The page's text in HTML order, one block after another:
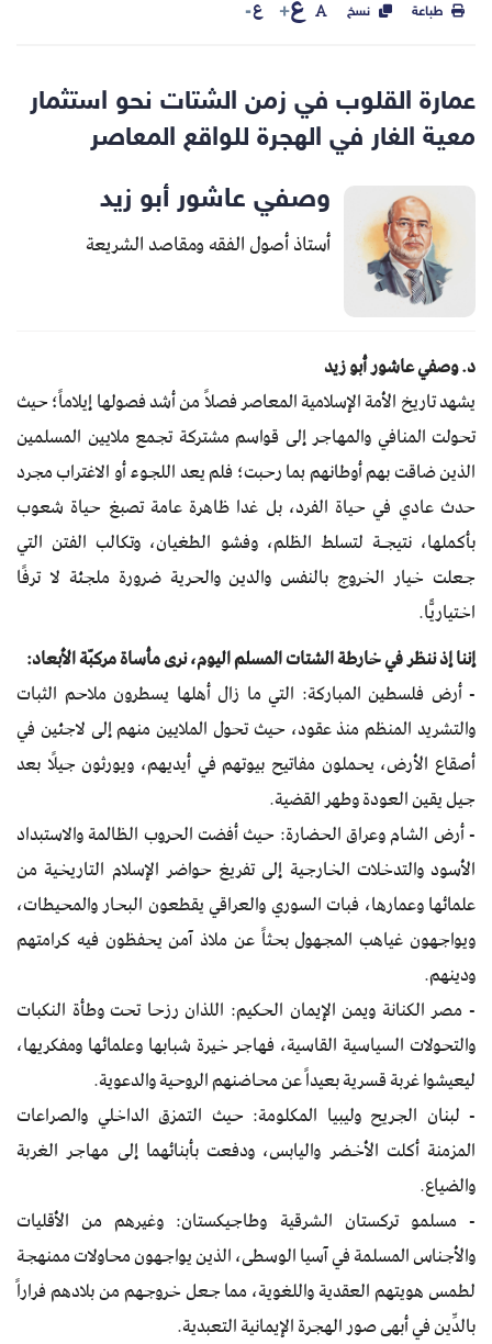
طباعة
نسخ ع
عمارة القلوب في زمن الشتات نحو استثمار
معية الغار في الهجرة للواقع المعاصر
وصفي عاشور أبو زيد
أستاذ أصول الفقه ومقاصد الشريعة
د. وصفي عاشور أبو زيد
يشهد تاريخ الأمة الإسلامية المعاصر فصلاً من أشد فصولها إيلاماً؛ حيث
تحولت المنافي والمهاجر إلى قواسم مشتركة تجمع ملايين المسلمين
الذين ضاقت بهم أوطانهم بما رحبت؛ فلم يعد اللجوء أو الاغتراب مجرد
حدث عادي في حياة الفرد، بل غدا ظاهرة عامة تصبغ حياة شعوب
بأكملها، نتيجـة لتسلط الظلم، وفشو الطغيان، وتكالب الفتن التي
جعلت خيار الخروج بالنفس والدين والحرية ضرورة ملجئة لا ترفًا
اختياريًّا.
إننا إذ ننظر في خارطة الشتات المسلم اليوم، نرى مأساة مركبّة الأبعاد:
- أرض فلسطين المباركة: التي ما زال أهلها يسطرون ملاحم الثبات
والتشريد المنظم منذ عقود، حيث تحول الملايين منهم إلى لاجئين في
أصقاع الأرض، يحملون مفاتيح بيوتهم في أيديهم، ويورثون جيلًا بعد
جيل يقين العودة وطهر القضية.
- أرض الشام وعراق الحضارة: حيث أفضت الحروب الظالمة والاستبداد
الأسود والتدخلات الخارجية إلى تفريغ حواضر الإسلام التاريخية من
علمائها وعمارها، فبات السوري والعراقي يقطعون البحار والمحيطات،
ويواجهون غياهب المجهول بحثاً عن ملاذ آمن يحفظون فيه كرامتهم
ودينهم.
- مصر الكنانة ويمن الإيمان الحكيم: اللذان رزحا تحت وطأة النكبات
والتحولات السياسية القاسية، فهاجر خيرة شبابها وعلمائها ومفكريها،
ليعيشوا غربة قسرية بعيداً عن محاضنهم الروحية والدعوية.
- لبنان الجريح وليبيا المكلومة: حيث التمزق الداخلي والصراعات
المزمنة أكلت الأخضر واليابس، ودفعت بأبنائهما إلى مهاجر الغربة
والضياع.
- مسلمو تركستان الشرقية وطاجيكستان: وغيرهم من الأقليات
والأجناس المسلمة في آسيا الوسطى، الذين يواجهون محاولات ممنهجة
لطمس هويتهم العقدية واللغوية، مما جعل خروجهم من بلادهم فراراً
بالدِّين في أبهى صور الهجرة الإيمانية التعبدية.